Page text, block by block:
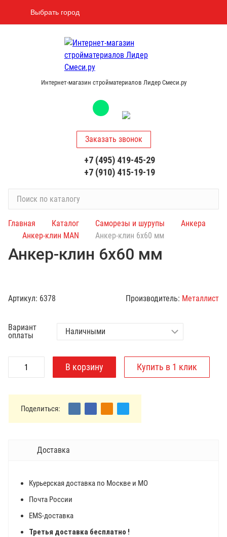
Выбрать город
Интернет-магазин стройматериалов Лидер Смеси.ру
и
п
т
л
о
Заказать звонок
+7 (495) 419-45-29
+7 (910) 415-19-19
Главная Каталог Саморезы и шурупы
Анкера
Анкер-клин MAN
Анкер-клин 6х60 мм
Анкер-клин 6х60 мм
Артикул: 6378 Производитель: Металлист
Вариант
оплаты
Поделиться:
Доставка
Курьерская доставка по Москве и МО
Почта России
EMS-доставка
Третья доставка бесплатно !